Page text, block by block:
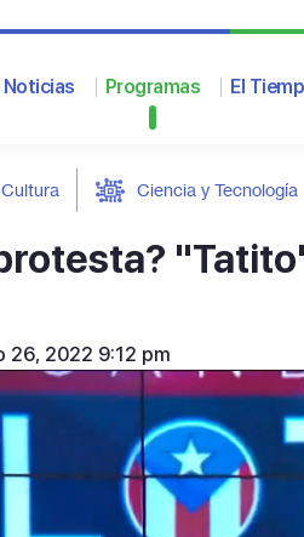
Noticias Programas El
Ciencia y Tecnología
26, 2022 9:12 pm